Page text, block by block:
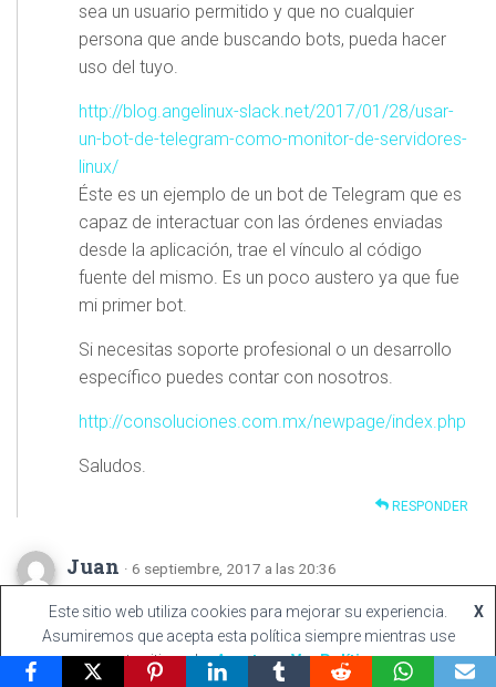
sea un usuario permitido y que no cualquier
persona que ande buscando bots, pueda hacer
uso del tuyo.
http://blog.angelinux-slack.net/2017/01/28/usar-
un-bot-de-telegram-como-monitor-de-servidores-
linux/
Éste es un ejemplo de un bot de Telegram que es
capaz de interactuar con las órdenes enviadas
desde la aplicación, trae el vínculo al código
fuente del mismo. Es un poco austero ya que fue
mi primer bot.
Si necesitas soporte profesional o un desarrollo
específico puedes contar con nosotros.
http://consoluciones.com.mx/newpage/index.php
Saludos.
RESPONDER
Juan · 6 septiembre, 2017 a las 20:36
Buenas. Quisiera tu ayuda. creé un bot con
@chatfuel (que crea bot sin programar) pero
cuando envío los mensajes no llegan a mi canal.
Este sitio web utiliza cookies para mejorar su experiencia.
Asumiremos que acepta esta política siempre mientras use
este sitio web.
X
Aceptar Ver Política